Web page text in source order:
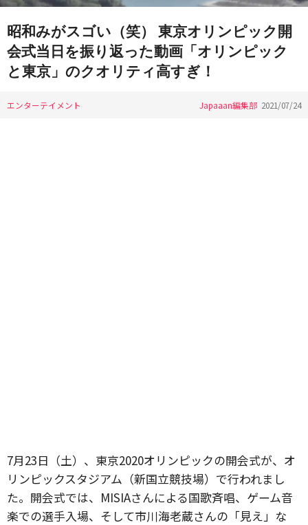
昭和みがスゴい（笑） 東京オリンピック開
会式当日を振り返った動画「オリンピック
と東京」のクオリティ高すぎ！
エンターテイメント Japaaan編集部 2021/07/24
7月23日（土）、東京2020オリンピックの開会式が、オ
リンピックスタジアム（新国立競技場）で行われまし
た。開会式では、MISIAさんによる国歌斉唱、ゲーム音
楽での選手入場、そして市川海老蔵さんの「見え」な